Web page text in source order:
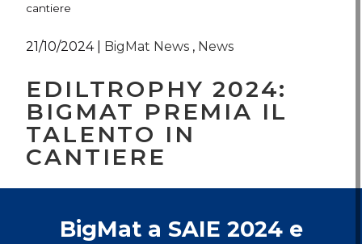
cantiere
21/10/2024| BigMat News , News
EDILTROPHY 2024:
BIGMAT PREMIA IL
TALENTO IN
CANTIERE
BigMat a SAIE 2024 e